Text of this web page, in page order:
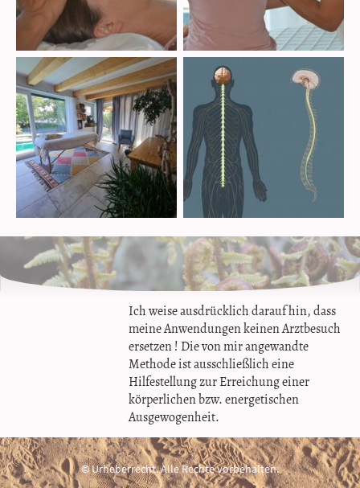
Ich weise ausdrücklich darauf hin, dass
meine Anwendungen keinen Arztbesuch
ersetzen ! Die von mir angewandte
Methode ist ausschließlich eine
Hilfestellung zur Erreichung einer
körperlichen bzw. energetischen
Ausgewogenheit.
© Urheberrecht. Alle Rechte vorbehalten.